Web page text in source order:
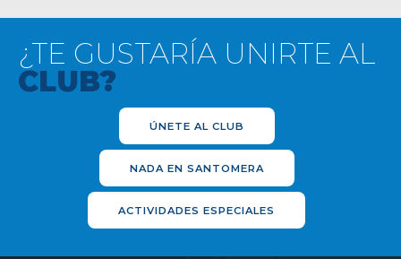
¿TE GUSTARÍA UNIRTE AL
CLUB?
ÚNETE AL CLUB
NADA EN SANTOMERA
ACTIVIDADES ESPECIALES